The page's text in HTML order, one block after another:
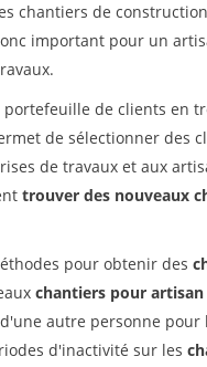
chantiers de
important pour un
portefeuille de clients en
de sélectionner des
de travaux et aux
trouver des nouveaux
pour obtenir des
chantiers pour artisan
autre personne
d'inactivité sur les